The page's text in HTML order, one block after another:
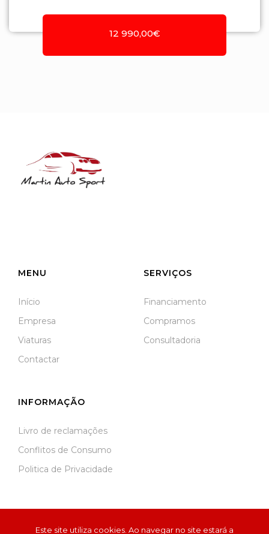
12 990,00€
Este site utiliza cookies. Ao navegar no site estará a
MENU
Início
Empresa
Viaturas
Contactar
SERVIÇOS
Financiamento
Compramos
Consultadoria
INFORMAÇÃO
Livro de reclamações
Conflitos de Consumo
Politica de Privacidade